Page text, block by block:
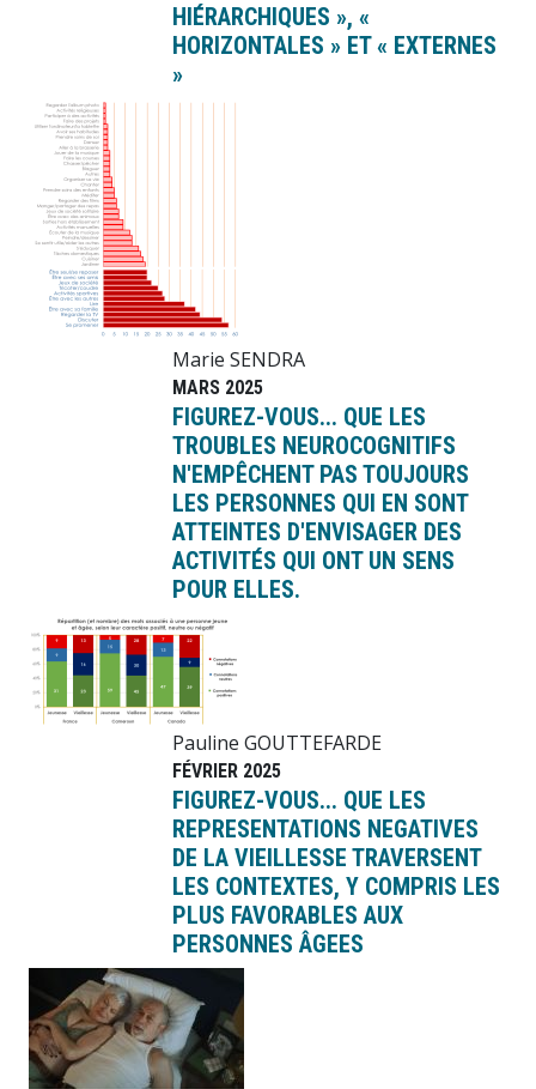
HIÉRARCHIQUES », «
HORIZONTALES » ET « EXTERNES
»
Image
Marie SENDRA
MARS 2025
FIGUREZ-VOUS... QUE LES
TROUBLES NEUROCOGNITIFS
N'EMPÊCHENT PAS TOUJOURS
LES PERSONNES QUI EN SONT
ATTEINTES D'ENVISAGER DES
ACTIVITÉS QUI ONT UN SENS
POUR ELLES.
Image
Pauline GOUTTEFARDE
FÉVRIER 2025
FIGUREZ-VOUS... QUE LES
REPRESENTATIONS NEGATIVES
DE LA VIEILLESSE TRAVERSENT
LES CONTEXTES, Y COMPRIS LES
PLUS FAVORABLES AUX
PERSONNES ÂGEES
Image